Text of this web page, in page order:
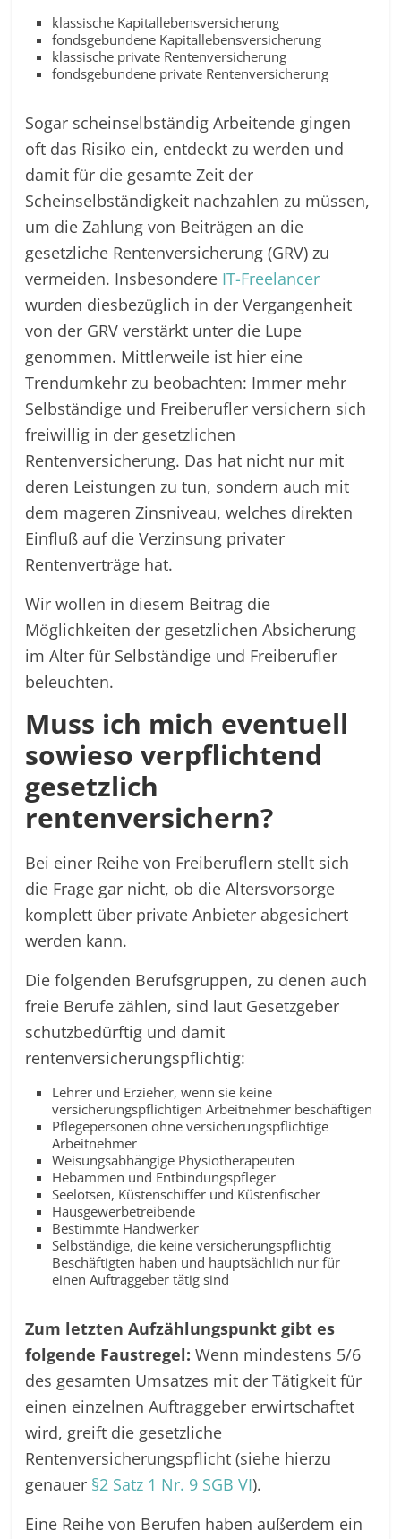
klassische Kapitallebensversicherung
fondsgebundene Kapitallebensversicherung
klassische private Rentenversicherung
fondsgebundene private Rentenversicherung
Sogar scheinselbständig Arbeitende gingen
oft das Risiko ein, entdeckt zu werden und
damit für die gesamte Zeit der
Scheinselbständigkeit nachzahlen zu müssen,
um die Zahlung von Beiträgen an die
gesetzliche Rentenversicherung (GRV) zu
vermeiden. Insbesondere IT-Freelancer
wurden diesbezüglich in der Vergangenheit
von der GRV verstärkt unter die Lupe
genommen. Mittlerweile ist hier eine
Trendumkehr zu beobachten: Immer mehr
Selbständige und Freiberufler versichern sich
freiwillig in der gesetzlichen
Rentenversicherung. Das hat nicht nur mit
deren Leistungen zu tun, sondern auch mit
dem mageren Zinsniveau, welches direkten
Einfluß auf die Verzinsung privater
Rentenverträge hat.
Wir wollen in diesem Beitrag die
Möglichkeiten der gesetzlichen Absicherung
im Alter für Selbständige und Freiberufler
beleuchten.
Muss ich mich eventuell
sowieso verpflichtend
gesetzlich
rentenversichern?
Bei einer Reihe von Freiberuflern stellt sich
die Frage gar nicht, ob die Altersvorsorge
komplett über private Anbieter abgesichert
werden kann.
Die folgenden Berufsgruppen, zu denen auch
freie Berufe zählen, sind laut Gesetzgeber
schutzbedürftig und damit
rentenversicherungspflichtig:
Lehrer und Erzieher, wenn sie keine
versicherungspflichtigen Arbeitnehmer beschäftigen
Pflegepersonen ohne versicherungspflichtige
Arbeitnehmer
Weisungsabhängige Physiotherapeuten
Hebammen und Entbindungspfleger
Seelotsen, Küstenschiffer und Küstenfischer
Hausgewerbetreibende
Bestimmte Handwerker
Selbständige, die keine versicherungspflichtig
Beschäftigten haben und hauptsächlich nur für
einen Auftraggeber tätig sind
Zum letzten Aufzählungspunkt gibt es
folgende Faustregel: Wenn mindestens 5/6
des gesamten Umsatzes mit der Tätigkeit für
einen einzelnen Auftraggeber erwirtschaftet
wird, greift die gesetzliche
Rentenversicherungspflicht (siehe hierzu
genauer §2 Satz 1 Nr. 9 SGB VI).
Eine Reihe von Berufen haben außerdem ein